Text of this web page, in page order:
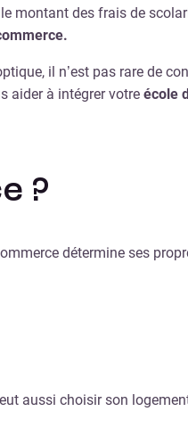
montant des frais de
il n’est pas rare de
aider à intégrer votre école
?
détermine ses
aussi choisir son